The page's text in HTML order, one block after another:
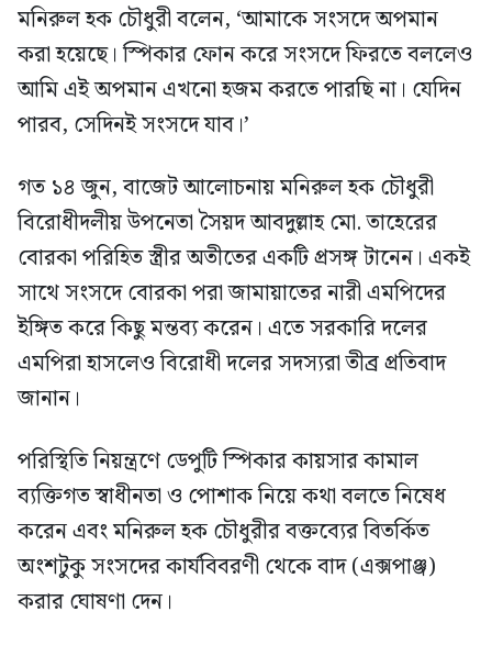
মনিরুল হক চৌধুরী বলেন, ‘আমাকে সংসদে অপমান
করা হয়েছে। স্পিকার ফোন করে সংসদে ফিরতে বললেও
আমি এই অপমান এখনো হজম করতে পারছি না। যেদিন
পারব, সেদিনই সংসদে যাব।’
গত ১৪ জুন, বাজেট আলোচনায় মনিরুল হক চৌধুরী
বিরোধীদলীয় উপনেতা সৈয়দ আবদুল্লাহ মো. তাহেরের
বোরকা পরিহিত স্ত্রীর অতীতের একটি প্রসঙ্গ টানেন। একই
সাথে সংসদে বোরকা পরা জামায়াতের নারী এমপিদের
ইঙ্গিত করে কিছু মন্তব্য করেন। এতে সরকারি দলের
এমপিরা হাসলেও বিরোধী দলের সদস্যরা তীব্র প্রতিবাদ
জানান।
পরিস্থিতি নিয়ন্ত্রণে ডেপুটি স্পিকার কায়সার কামাল
ব্যক্তিগত স্বাধীনতা ও পোশাক নিয়ে কথা বলতে নিষেধ
করেন এবং মনিরুল হক চৌধুরীর বক্তব্যের বিতর্কিত
অংশটুকু সংসদের কার্যবিবরণী থেকে বাদ (এক্সপাঞ্জ)
করার ঘোষণা দেন।